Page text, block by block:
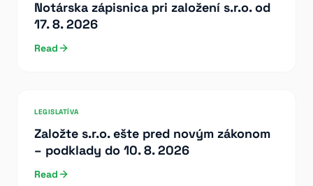
Notárska zápisnica pri založení s.r.o. od
17. 8. 2026
Read
LEGISLATÍVA
Založte s.r.o. ešte pred novým zákonom
– podklady do 10. 8. 2026
Read